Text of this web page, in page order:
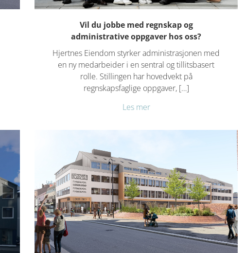
Vil du jobbe med regnskap og
administrative oppgaver hos oss?
Hjertnes Eiendom styrker administrasjonen med
en ny medarbeider i en sentral og tillitsbasert
rolle. Stillingen har hovedvekt på
regnskapsfaglige oppgaver, […]
Les mer